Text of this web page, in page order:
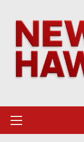
content
Menu